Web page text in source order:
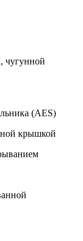
чугунной
(AES)
крышкой